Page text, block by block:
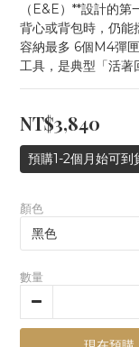
（E&E）**設計的
背心或背包時，仍能
容納最多 6個M4彈
工具，是典型「活著
NT$3,840
預購1-2個月始可到
顏色
數量